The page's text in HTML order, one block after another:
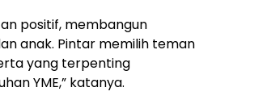
positif, membangun
anak. Pintar memilih teman
yang terpenting
YME,” katanya.